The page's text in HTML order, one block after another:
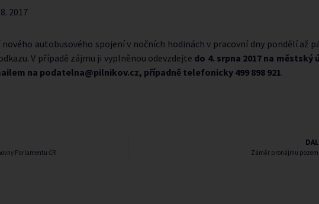
2017
autobusového spojení v nočních hodinách v pracovní dny pondělí až
V případě zájmu ji vyplněnou odevzdejte do 4. srpna 2017 na městský
na podatelna@pilnikov.cz, případně telefonicky 499 898 921.
Parlamentu ČR Záměr pronájmu